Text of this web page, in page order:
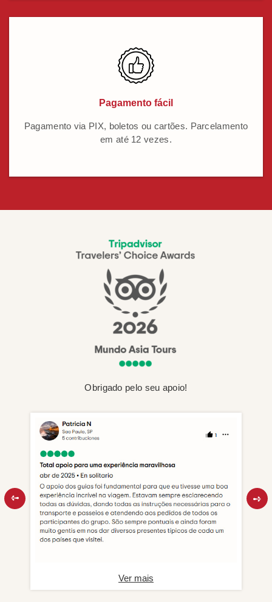
Pagamento fácil
Pagamento via PIX, boletos ou cartões. Parcelamento
em até 12 vezes.
Obrigado pelo seu apoio!
Ver mais